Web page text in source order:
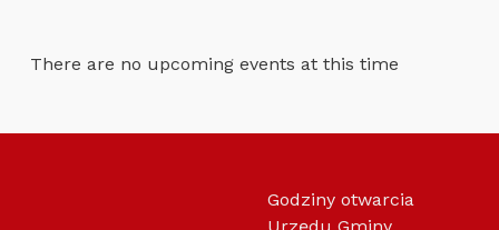
There are no upcoming events at this time
Godziny otwarcia
Urzędu Gminy